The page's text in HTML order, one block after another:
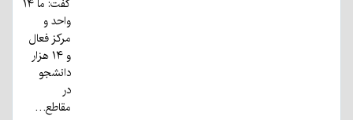
گفت: ما ۱۴
واحد و
مرکز فعال
و ۱۴ هزار
دانشجو
در
مقاطع…